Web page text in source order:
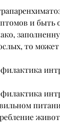
и быть
то